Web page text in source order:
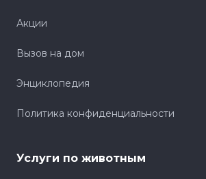
Акции
Вызов на дом
Энциклопедия
Политика конфиденциальности
Услуги по животным